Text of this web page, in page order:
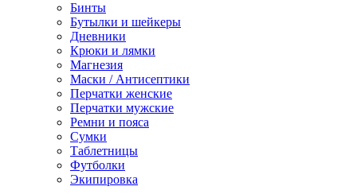
Бинты
Бутылки и шейкеры
Дневники
Крюки и лямки
Магнезия
Маски / Антисептики
Перчатки женские
Перчатки мужские
Ремни и пояса
Сумки
Таблетницы
Футболки
Экипировка